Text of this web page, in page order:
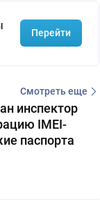
Перейти
Смотреть еще
инспектор
IMEI-
паспорта